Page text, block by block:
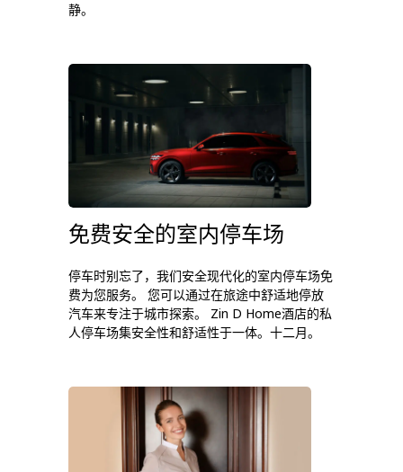
静。
免费安全的室内停车场
停车时别忘了，我们安全现代化的室内停车场免
费为您服务。 您可以通过在旅途中舒适地停放
汽车来专注于城市探索。 Zin D Home酒店的私
人停车场集安全性和舒适性于一体。十二月。